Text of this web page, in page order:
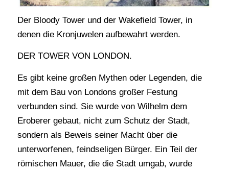
Der Bloody Tower und der Wakefield Tower, in
denen die Kronjuwelen aufbewahrt werden.
DER TOWER VON LONDON.
Es gibt keine großen Mythen oder Legenden, die
mit dem Bau von Londons großer Festung
verbunden sind. Sie wurde von Wilhelm dem
Eroberer gebaut, nicht zum Schutz der Stadt,
sondern als Beweis seiner Macht über die
unterworfenen, feindseligen Bürger. Ein Teil der
römischen Mauer, die die Stadt umgab, wurde